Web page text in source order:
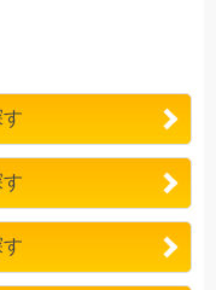
自足という選択……
S+」発売！
S+」発売！
s（ブランシェ-